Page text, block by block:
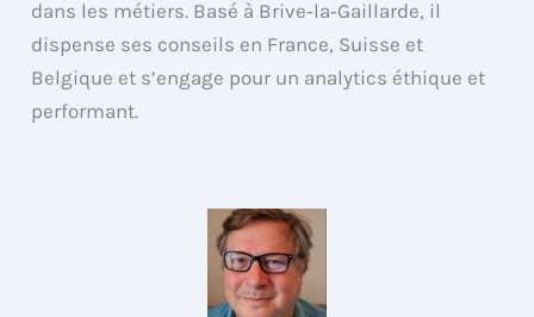
dans les métiers. Basé à Brive‑la‑Gaillarde, il
dispense ses conseils en France, Suisse et
Belgique et s’engage pour un analytics éthique et
performant.